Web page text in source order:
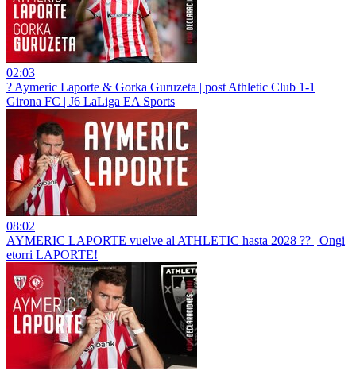
02:03
? Aymeric Laporte & Gorka Guruzeta | post Athletic Club 1-1
Girona FC | J6 LaLiga EA Sports
08:02
AYMERIC LAPORTE vuelve al ATHLETIC hasta 2028 ?? | Ongi
etorri LAPORTE!